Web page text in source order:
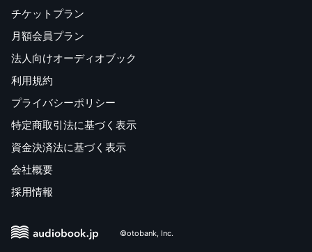
チケットプラン
月額会員プラン
法人向けオーディオブック
利用規約
プライバシーポリシー
特定商取引法に基づく表示
資金決済法に基づく表示
会社概要
採用情報
©otobank, Inc.